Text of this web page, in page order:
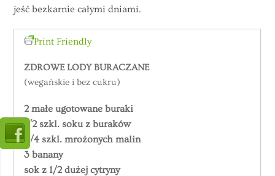
jeść bezkarnie całymi dniami.
Print Friendly
ZDROWE LODY BURACZANE
(wegańskie i bez cukru)
2 małe ugotowane buraki
1/2 szkl. soku z buraków
3/4 szkl. mrożonych malin
3 banany
sok z 1/2 dużej cytryny